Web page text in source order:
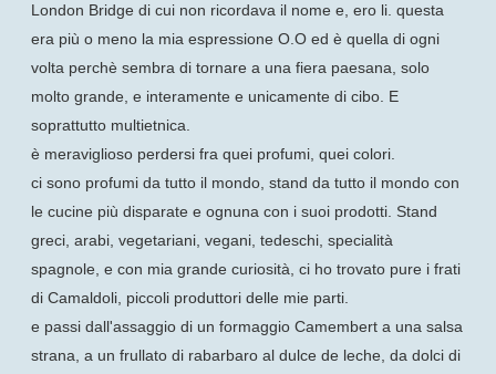
London Bridge di cui non ricordava il nome e, ero li. questa
era più o meno la mia espressione O.O ed è quella di ogni
volta perchè sembra di tornare a una fiera paesana, solo
molto grande, e interamente e unicamente di cibo. E
soprattutto multietnica.
è meraviglioso perdersi fra quei profumi, quei colori.
ci sono profumi da tutto il mondo, stand da tutto il mondo con
le cucine più disparate e ognuna con i suoi prodotti. Stand
greci, arabi, vegetariani, vegani, tedeschi, specialità
spagnole, e con mia grande curiosità, ci ho trovato pure i frati
di Camaldoli, piccoli produttori delle mie parti.
e passi dall'assaggio di un formaggio Camembert a una salsa
strana, a un frullato di rabarbaro al dulce de leche, da dolci di